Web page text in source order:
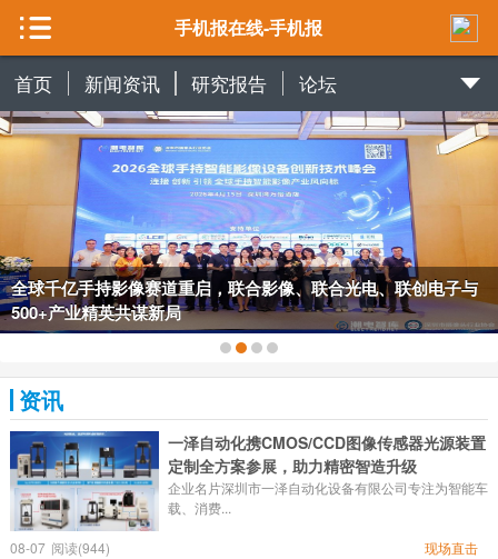
手机报在线-手机报
首页 新闻资讯 研究报告 论坛
全球千亿手持影像赛道重启，联合影像、联合光电、联创电子与
500+产业精英共谋新局
资讯
一泽自动化携CMOS/CCD图像传感器光源装置
定制全方案参展，助力精密智造升级
企业名片深圳市一泽自动化设备有限公司专注为智能车
载、消费...
08-07 阅读(944) 现场直击